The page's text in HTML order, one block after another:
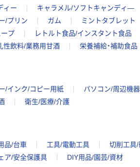
ィー キャラメル/ソフトキャンディ―
/プリン ガム ミントタブレット
プ レトルト食品/インスタント食品
性飲料/業務用甘酒 栄養補給・補助食品
/インク/コピー用紙 パソコン/周辺機
衛生/医療/介護
品/台車 工具/電動工具 切削工具
ア/安全保護具 DIY用品/園芸/資材